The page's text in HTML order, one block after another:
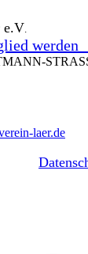
e.V
werden
laer.de